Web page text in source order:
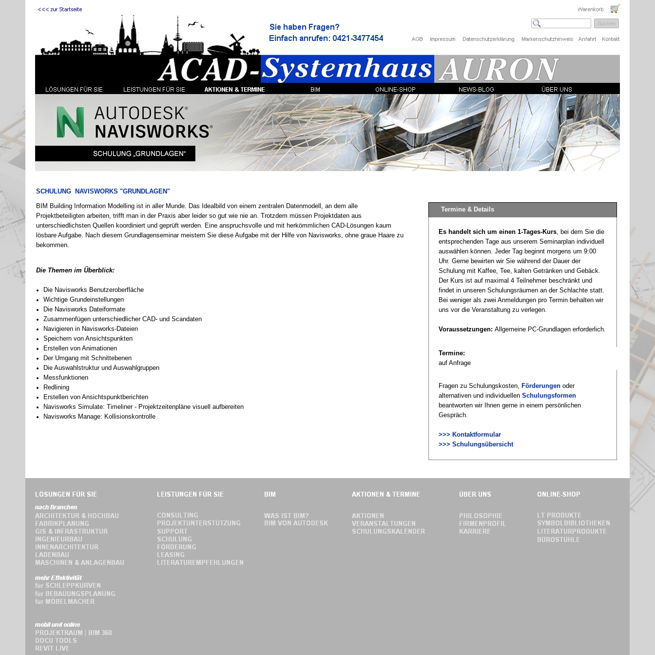
Suchen
SCHULUNG NAVISWORKS "GRUNDLAGEN"
BIM Building Information Modelling ist in aller Munde. Das Idealbild von einem zentralen Datenmodell, an dem alle
Projektbeteiligten arbeiten, trifft man in der Praxis aber leider so gut wie nie an. Trotzdem müssen Projektdaten aus
unterschiedlichsten Quellen koordiniert und geprüft werden. Eine anspruchsvolle und mit herkömmlichen CAD-Lösungen kaum
lösbare Aufgabe. Nach diesem Grundlagenseminar meistern Sie diese Aufgabe mit der Hilfe von Navisworks, ohne graue Haare zu
bekommen.
Die Themen im Überblick:
Die Navisworks Benutzeroberfläche
Wichtige Grundeinstellungen
Die Navisworks Dateiformate
Zusammenfügen unterschiedlicher CAD- und Scandaten
Navigieren in Navisworks-Dateien
Speichern von Ansichtspunkten
Erstellen von Animationen
Der Umgang mit Schnittebenen
Die Auswahlstruktur und Auswahlgruppen
Messfunktionen
Redlining
Erstellen von Ansichtspunktberichten
Navisworks Simulate: Timeliner - Projektzeitenpläne visuell aufbereiten
Navisworks Manage: Kollisionskontrolle
Termine & Details
Es handelt sich um einen 1-Tages-Kurs, bei dem Sie die
entsprechenden Tage aus unserem Seminarplan individuell
auswählen können. Jeder Tag beginnt morgens um 9:00
Uhr. Gerne bewirten wir Sie während der Dauer der
Schulung mit Kaffee, Tee, kalten Getränken und Gebäck.
Der Kurs ist auf maximal 4 Teilnehmer beschränkt und
findet in unseren Schulungsräumen an der Schlachte statt.
Bei weniger als zwei Anmeldungen pro Termin behalten wir
uns vor die Veranstaltung zu verlegen.
Voraussetzungen: Allgemeine PC-Grundlagen erforderlich.
Termine:
auf Anfrage
Fragen zu Schulungskosten, Förderungen oder
alternativen und individuellen Schulungsformen
beantworten wir Ihnen gerne in einem persönlichen
Gespräch.
>>> Kontaktformular
>>> Schulungsübersicht